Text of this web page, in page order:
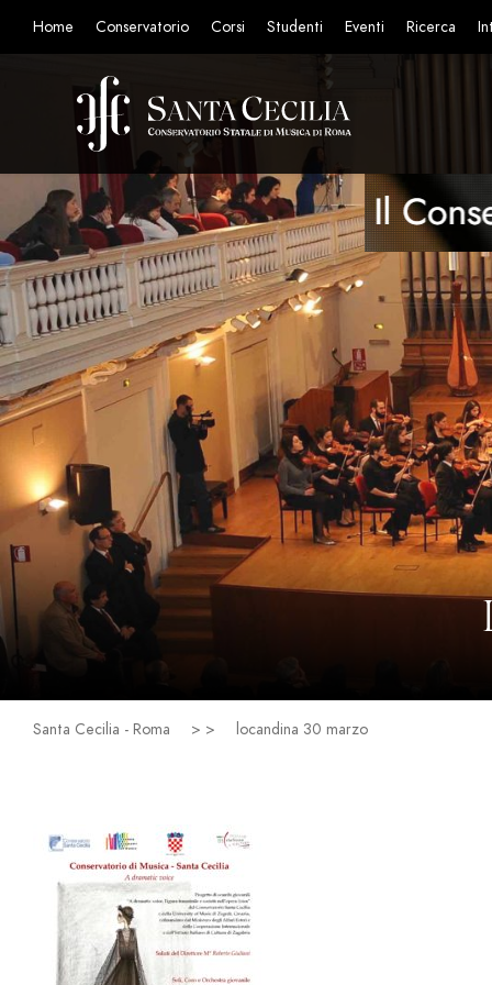
Home Conservatorio Corsi Studenti Eventi Ricerca
Santa Cecilia - Roma > > locandina 30 marzo